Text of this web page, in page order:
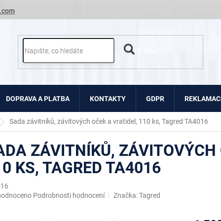
DOPRAVA A PLATBA KONTAKTY GDPR
Sada závitníků, závitových oček a vratidel, 110 ks, Tagred TA4016
ZÁVITNÍKŮ, ZÁVITOVÝCH
KS, TAGRED TA4016
Podrobnosti hodnocení Značka:Tagred